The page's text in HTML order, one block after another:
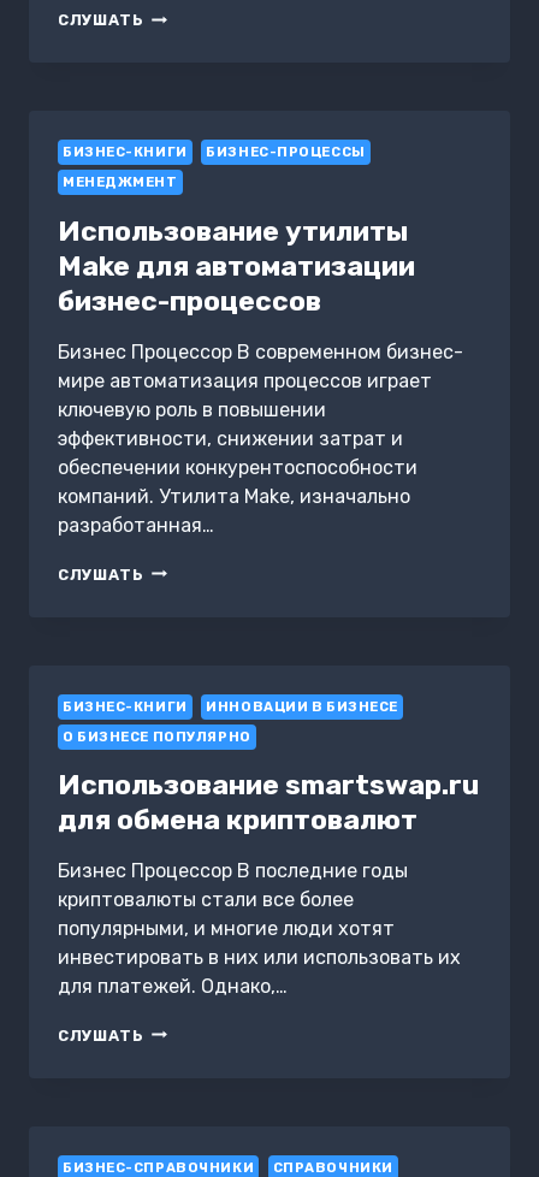
СЛУШАТЬ ПУТЬ
УСПЕШНОГО
ИНВЕСТИРОВАНИЯ
БИЗНЕС-КНИГИ
БИЗНЕС-ПРОЦЕССЫ
МЕНЕДЖМЕНТ
Использование утилиты
Make для автоматизации
бизнес-процессов
Бизнес Процессор В современном бизнес-
мире автоматизация процессов играет
ключевую роль в повышении
эффективности, снижении затрат и
обеспечении конкурентоспособности
компаний. Утилита Make, изначально
разработанная…
СЛУШАТЬ ИСПОЛЬЗОВАНИЕ
ПРОЦЕССОВ
БИЗНЕС-КНИГИ
ИННОВАЦИИ В БИЗНЕСЕ
О БИЗНЕСЕ ПОПУЛЯРНО
Использование smartswap.ru
для обмена криптовалют
Бизнес Процессор В последние годы
криптовалюты стали все более
популярными, и многие люди хотят
инвестировать в них или использовать их
для платежей. Однако,…
СЛУШАТЬ ИСПОЛЬЗОВАНИЕ
БИЗНЕС-СПРАВОЧНИКИ СПРАВОЧНИКИ